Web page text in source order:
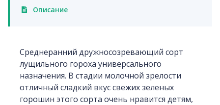
Описание
Среднеранний дружносозревающий сорт
лущильного гороха универсального
назначения. В стадии молочной зрелости
отличный сладкий вкус свежих зеленых
горошин этого сорта очень нравится детям,